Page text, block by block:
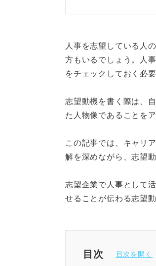
PCスキルやプ
情報収集力と企
労働法関連の知
能。
人事職の概要
人事の志望動
人事の志望動
※AIの特性上、間違いが
人事を志望している人
方もいるでしょう。人
をチェックしておく必
志望動機を書く際は、
た人物像であることを
この記事では、キャリ
解を深めながら、志望
志望企業で人事として
せることが伝わる志望
目次